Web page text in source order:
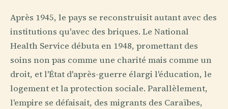
Après 1945, le pays se reconstruisit autant avec des
institutions qu'avec des briques. Le National
Health Service débuta en 1948, promettant des
soins non pas comme une charité mais comme un
droit, et l'État d'après-guerre élargi l'éducation, le
logement et la protection sociale. Parallèlement,
l'empire se défaisait, des migrants des Caraïbes,